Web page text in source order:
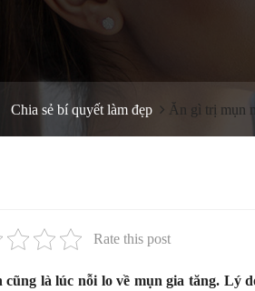
Chia sẻ bí quyết làm đẹp Ăn gì trị mụn
Rate this post
cũng là lúc nỗi lo về mụn gia tăng. Lý